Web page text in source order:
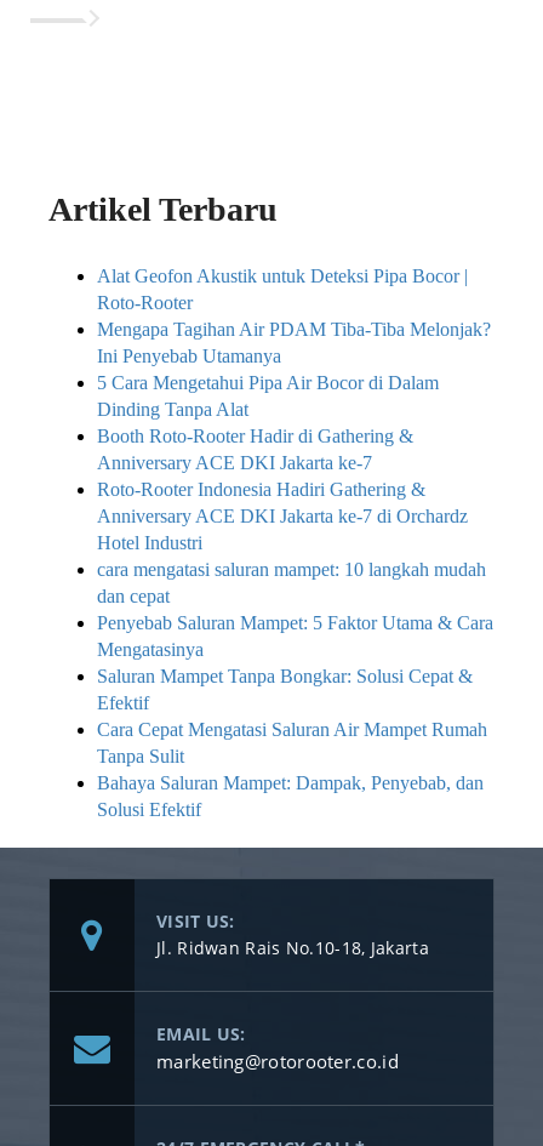
Artikel Terbaru
Alat Geofon Akustik untuk Deteksi Pipa Bocor |
Roto-Rooter
Mengapa Tagihan Air PDAM Tiba-Tiba Melonjak?
Ini Penyebab Utamanya
5 Cara Mengetahui Pipa Air Bocor di Dalam
Dinding Tanpa Alat
Booth Roto-Rooter Hadir di Gathering &
Anniversary ACE DKI Jakarta ke-7
Roto-Rooter Indonesia Hadiri Gathering &
Anniversary ACE DKI Jakarta ke-7 di Orchardz
Hotel Industri
cara mengatasi saluran mampet: 10 langkah mudah
dan cepat
Penyebab Saluran Mampet: 5 Faktor Utama & Cara
Mengatasinya
Saluran Mampet Tanpa Bongkar: Solusi Cepat &
Efektif
Cara Cepat Mengatasi Saluran Air Mampet Rumah
Tanpa Sulit
Bahaya Saluran Mampet: Dampak, Penyebab, dan
Solusi Efektif
VISIT US:
Jl. Ridwan Rais No.10-18, Jakarta
EMAIL US:
marketing@rotorooter.co.id